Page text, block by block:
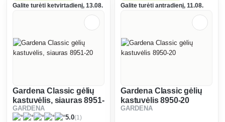
Galite turėti ketvirtadienį, 13.08.
Gardena Classic gėlių
kastuvėlis, siauras 8951-
20
GARDENA
5.0(1)
Galite turėti antradienį, 11.08.
Gardena Classic gėlių
kastuvėlis 8950-20
GARDENA